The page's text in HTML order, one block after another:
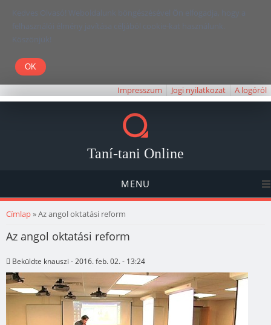
Kedves Olvasó! Weboldalunk böngészésével Ön elfogadja, hogy a
felhasználói élmény javítása céljából cookie-kat használunk.
Köszönjük!
Impresszum Jogi nyilatkozat A logóról
Taní-tani Online
MENU
Jelenlegi hely
Címlap» Az angol oktatási reform
Az angol oktatási reform
Beküldte knauszi - 2016. feb. 02. - 13:24